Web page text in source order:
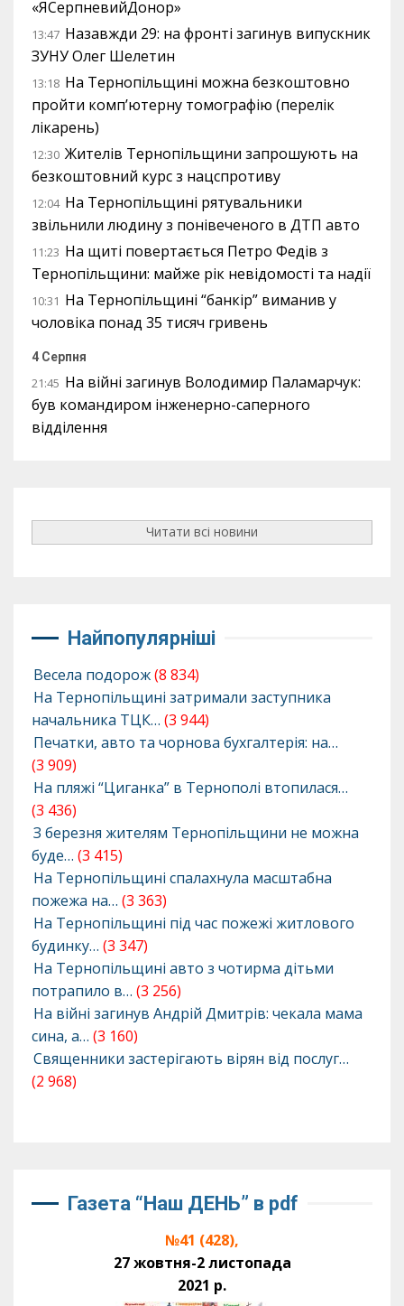
«ЯСерпневийДонор»
13:47 Назавжди 29: на фронті загинув випускник
ЗУНУ Олег Шелетин
13:18 На Тернопільщині можна безкоштовно
пройти комп’ютерну томографію (перелік
лікарень)
12:30 Жителів Тернопільщини запрошують на
безкоштовний курс з нацспротиву
12:04 На Тернопільщині рятувальники
звільнили людину з понівеченого в ДТП авто
11:23 На щиті повертається Петро Федів з
Тернопільщини: майже рік невідомості та надії
10:31 На Тернопільщині “банкір” виманив у
чоловіка понад 35 тисяч гривень
4 Серпня
21:45 На війні загинув Володимир Паламарчук:
був командиром інженерно-саперного
відділення
Читати всі новини
Найпопулярніші
Весела подорож(8 834)
На Тернопільщині затримали заступника
начальника ТЦК… (3 944)
Печатки, авто та чорнова бухгалтерія: на…
(3 909)
На пляжі “Циганка” в Тернополі втопилася…
(3 436)
З березня жителям Тернопільщини не можна
буде… (3 415)
На Тернопільщині спалахнула масштабна
пожежа на… (3 363)
На Тернопільщині під час пожежі житлового
будинку… (3 347)
На Тернопільщині авто з чотирма дітьми
потрапило в… (3 256)
На війні загинув Андрій Дмитрів: чекала мама
сина, а… (3 160)
Священники застерігають вірян від послуг…
(2 968)
Газета “Наш ДЕНЬ” в pdf
№41 (428),
27 жовтня-2 листопада
2021 р.